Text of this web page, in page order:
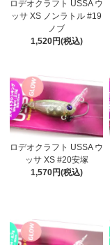
ロデオクラフト USSA ウ
ッサ XS ノンラトル #19
ノブ
1,520円(税込)
ロデオクラフト USSA ウ
ッサ XS #20安塚
1,570円(税込)